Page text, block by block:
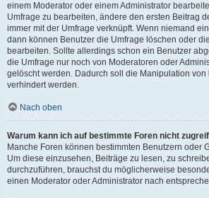
einem Moderator oder einem Administrator
Umfrage zu bearbeiten, ändere den ersten Beitrag
immer mit der Umfrage verknüpft. Wenn niemand
dann können Benutzer die Umfrage löschen oder
bearbeiten. Sollte allerdings schon ein Benutzer
die Umfrage nur noch von Moderatoren oder
gelöscht werden. Dadurch soll die Manipulation von
verhindert werden.
Nach oben
Warum kann ich auf bestimmte Foren nicht
Manche Foren können bestimmten Benutzern oder
Um diese einzusehen, Beiträge zu lesen, zu
durchzuführen, brauchst du möglicherweise
einen Moderator oder Administrator nach